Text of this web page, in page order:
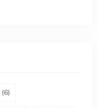
(6)